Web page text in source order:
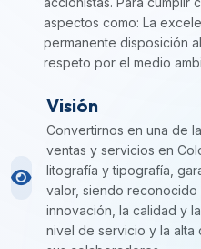
aspectos como: La
permanente disposición
respeto por el medio
Visión
Convertirnos en una de
ventas y servicios en
litografía y tipografía,
valor, siendo
innovación, la calidad y
nivel de servicio y la alta